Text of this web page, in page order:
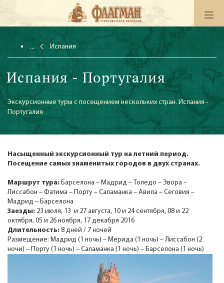
Испания
Испания - Португалия
Экскурсионные туры с посещением нескольких стран. Испания -
Португалия
Насыщенный экскурсионный тур на летний период.
Посещение самых знаменитых городов в двух странах.
Маршрут тура: Барселона – Мадрид – Толедо – Эвора –
Лиссабон – Фатима – Порту – Саламанка – Авила – Сеговия –
Мадрид – Барселона
Заезды: 23 июля, 13 и 27 августа, 10 и 24 сентября, 08 и 22
октября, 05 и 26 ноября, 17 декабря 2016
Длительность: 8 дней / 7 ночей
Размещение: Мадрид (1 ночь) – Мерида (1 ночь) – Лиссабон (2
ночи) – Порту (1 ночь) – Саламанка (1 ночь) – Барселона (1 ночь)